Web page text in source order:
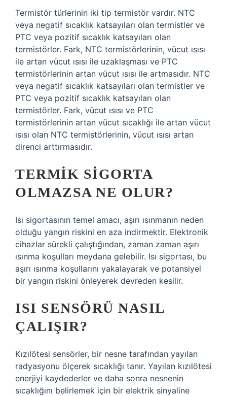
Termistör türlerinin iki tip termistör vardır. NTC
veya negatif sıcaklık katsayıları olan termistler ve
PTC veya pozitif sıcaklık katsayıları olan
termistörler. Fark, NTC termistörlerinin, vücut ısısı
ile artan vücut ısısı ile uzaklaşması ve PTC
termistörlerinin artan vücut ısısı ile artmasıdır. NTC
veya negatif sıcaklık katsayıları olan termistler ve
PTC veya pozitif sıcaklık katsayıları olan
termistörler. Fark, vücut ısısı ve PTC
termistörlerinin artan vücut sıcaklığı ile artan vücut
ısısı olan NTC termistörlerinin, vücut ısısı artan
direnci arttırmasıdır.
TERMIK SIGORTA
OLMAZSA NE OLUR?
Isı sigortasının temel amacı, aşırı ısınmanın neden
olduğu yangın riskini en aza indirmektir. Elektronik
cihazlar sürekli çalıştığından, zaman zaman aşırı
ısınma koşulları meydana gelebilir. Isı sigortası, bu
aşırı ısınma koşullarını yakalayarak ve potansiyel
bir yangın riskini önleyerek devreden kesilir.
ISI SENSÖRÜ NASIL
ÇALIŞIR?
Kızılötesi sensörler, bir nesne tarafından yayılan
radyasyonu ölçerek sıcaklığı tanır. Yayılan kızılötesi
enerjiyi kaydederler ve daha sonra nesnenin
sıcaklığını belirlemek için bir elektrik sinyaline